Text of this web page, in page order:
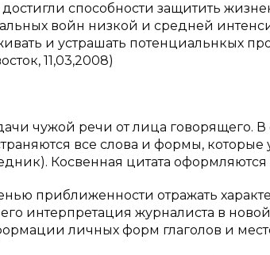
способности защитить
войн низкой и средней
и устрашать потенциальнкых
11,03,2008)
чужой речи от лица говорящего.
все слова и формы, которые
Косвенная цитата
приближенности отражать
интерпретация журналиста в
личных форм глаголов и